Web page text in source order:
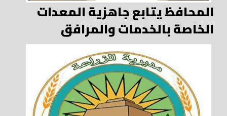
المحافظ يتابع جاهزية المعدات
الخاصة بالخدمات والمرافق